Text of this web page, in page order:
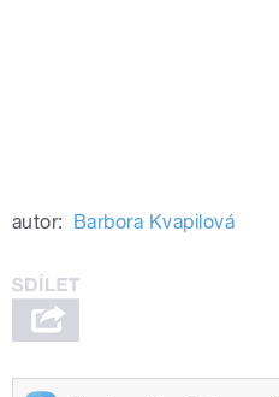
autor: Barbora Kvapilová